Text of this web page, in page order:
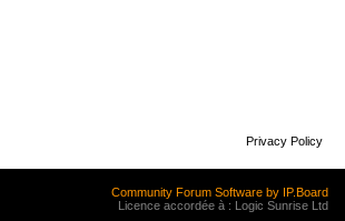
Privacy Policy
Community Forum Software by IP.Board
Licence accordée à : Logic Sunrise Ltd